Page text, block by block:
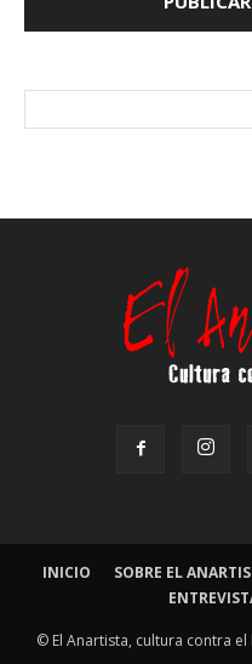
INICIO SOBRE EL
© El Anartista, cultura contra el